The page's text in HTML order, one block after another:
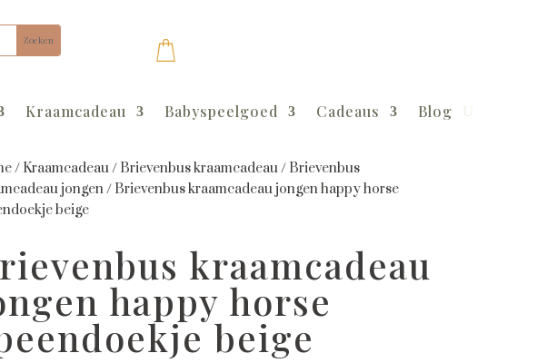
Kraamcadeau Babyspeelgoed Cadeaus Blog
/ Kraamcadeau/ Brievenbus kraamcadeau/ Brievenbus
jongen/ Brievenbus kraamcadeau jongen happy horse
beige
kraamcadeau
happy horse
beige